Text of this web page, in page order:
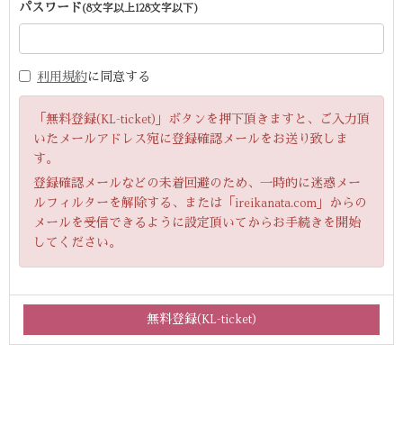
パスワード(8文字以上128文字以下)
利用規約に同意する
「無料登録(KL-ticket)」ボタンを押下頂きますと、ご入力頂
いたメールアドレス宛に登録確認メールをお送り致しま
す。
登録確認メールなどの未着回避のため、一時的に迷惑メー
ルフィルターを解除する、または「ireikanata.com」からの
メールを受信できるように設定頂いてからお手続きを開始
してください。